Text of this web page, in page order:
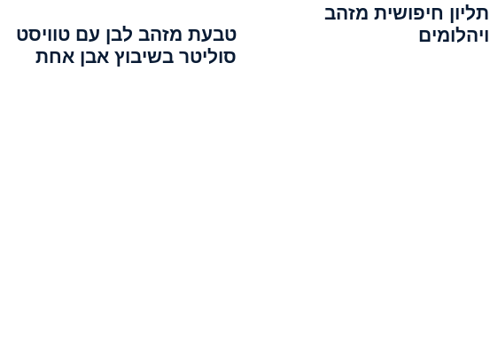
תליון חיפושית מזהב
ויהלומים
טבעת מזהב לבן עם טוויסט
סוליטר בשיבוץ אבן אחת